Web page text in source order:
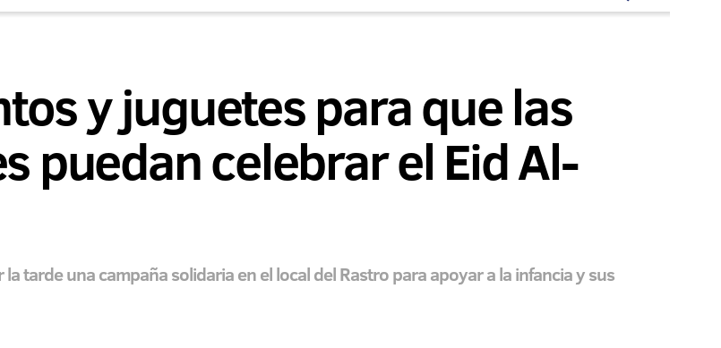
y juguetes para que las
puedan celebrar el Eid Al-
tarde una campaña solidaria en el local del Rastro para apoyar a la infancia y sus